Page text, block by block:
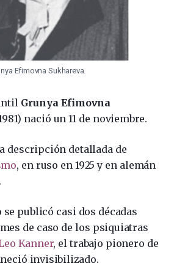
Efimovna Sukhareva.
Grunya Efimovna
nació un 11 de noviembre.
descripción detallada de
, en ruso en 1925 y en alemán
se publicó casi dos décadas
de caso de los psiquiatras
Kanner, el trabajo pionero de
invisibilizado.